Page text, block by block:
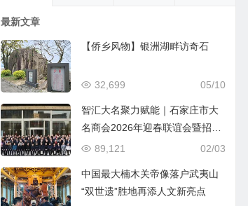
最新文章
【侨乡风物】银洲湖畔访奇石
05/10
32,699
智汇大名聚力赋能｜石家庄市大
名商会2026年迎春联谊会暨招商
引资推介会圆满落幕
02/03
89,121
中国最大楠木关帝像落户武夷山
“双世遗”胜地再添人文新亮点